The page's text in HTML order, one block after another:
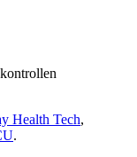
Health Tech,
.